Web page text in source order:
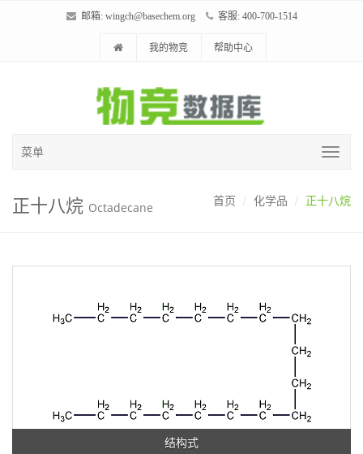
邮箱: wingch@basechem.org 客服: 400-700-1514
我的物竞 帮助中心
菜单
正十八烷 Octadecane 首页 化学品 正十八烷
结构式